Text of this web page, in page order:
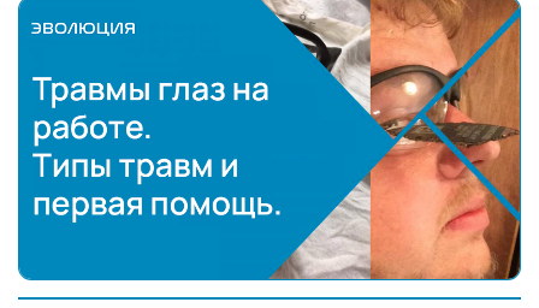
Травмы глаз на работе.